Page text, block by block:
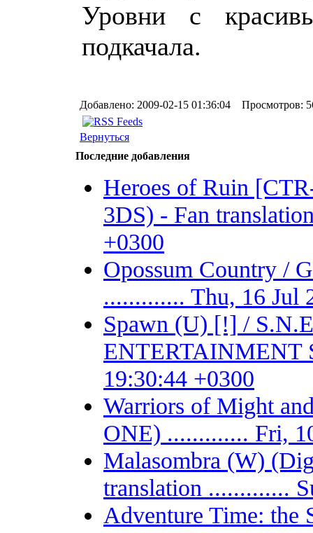
Уровни с
подкачала.
Добавлено: 2009-02-15 01:36:04 Просмотров:
Вернуться
Последние добавления
Heroes of Ruin
3DS) - Fan
+0300
Opossum Country /
............. Thu, 16 Jul
Spawn (U) [!] /
ENTERTAINMENT
19:30:44 +0300
Warriors of Might
ONE) ............. Fri,
Malasombra (W)
translation .............
Adventure Time: the